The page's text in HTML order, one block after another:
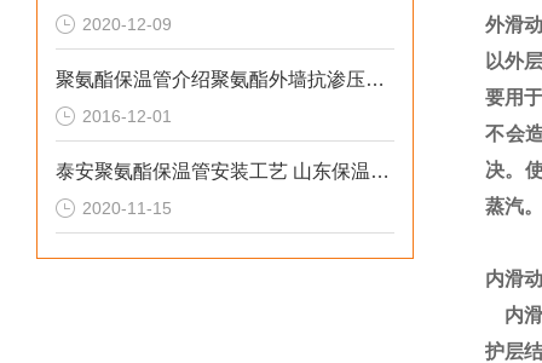
2020-12-09
聚氨酯保温管介绍聚氨酯外墙抗渗压性能*
2016-12-01
泰安聚氨酯保温管安装工艺 山东保温管生产厂家
2020-11-15
外滑
以外
要用
不会
决。
蒸汽。
内滑
内
护层